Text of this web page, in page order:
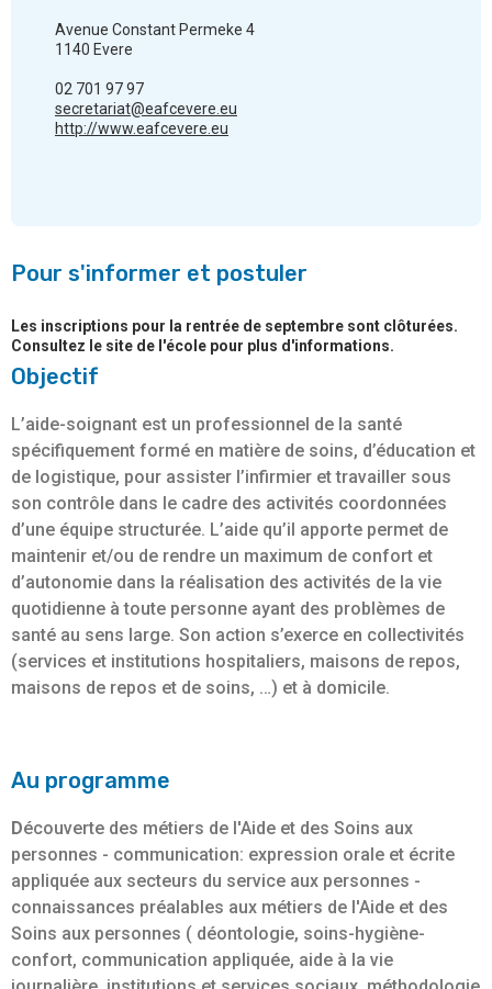
Objectif
L’aide-soignant est un professionnel de la santé
spécifiquement formé en matière de soins, d’éducation et
de logistique, pour assister l’infirmier et travailler sous
son contrôle dans le cadre des activités coordonnées
d’une équipe structurée. L’aide qu’il apporte permet de
maintenir et/ou de rendre un maximum de confort et
d’autonomie dans la réalisation des activités de la vie
quotidienne à toute personne ayant des problèmes de
santé au sens large. Son action s’exerce en collectivités
(services et institutions hospitaliers, maisons de repos,
maisons de repos et de soins, …) et à domicile.
Au programme
Découverte des métiers de l'Aide et des Soins aux
personnes - communication: expression orale et écrite
appliquée aux secteurs du service aux personnes -
connaissances préalables aux métiers de l'Aide et des
Soins aux personnes ( déontologie, soins-hygiène-
confort, communication appliquée, aide à la vie
Avenue Constant Permeke 4
1140 Evere
02 701 97 97
secretariat@eafcevere.eu
http://www.eafcevere.eu
Pour s'informer et postuler
Les inscriptions pour la rentrée de septembre sont clôturées.
Consultez le site de l'école pour plus d'informations.